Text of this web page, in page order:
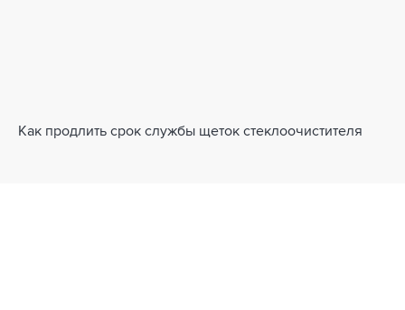
Как продлить срок службы щеток стеклоочистителя